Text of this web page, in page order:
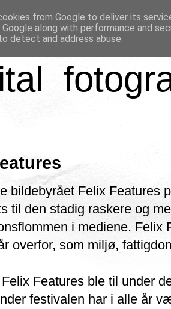
bildebyrået Felix Features
til den stadig raskere og
i mediene. Felix
overfor, som miljø,
Features ble til under
festivalen har i alle år
from Google to deliver its
Google along with performance and
detect and address abuse.